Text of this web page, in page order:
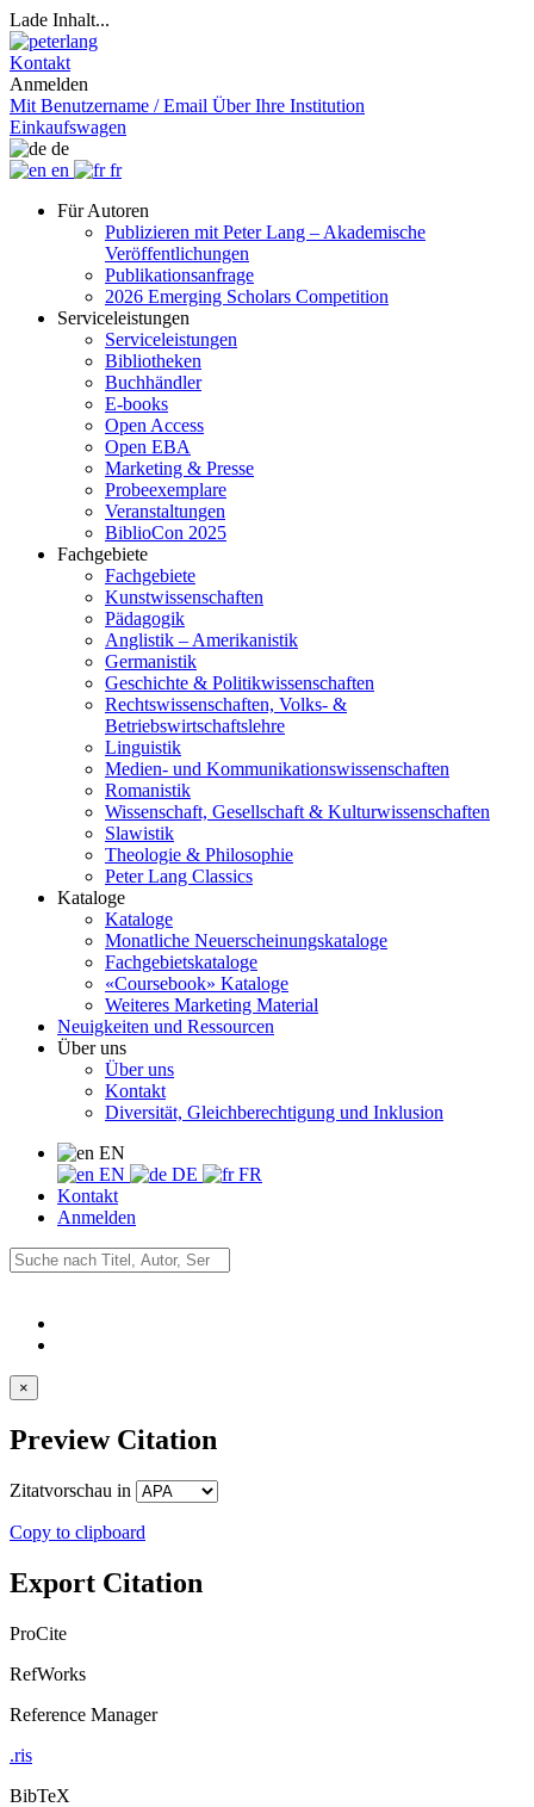
Lade Inhalt...
Kontakt
Anmelden
Mit Benutzername / Email Über Ihre Institution
Einkaufswagen
de
en
fr
Für Autoren
Publizieren mit Peter Lang – Akademische
Veröffentlichungen
Publikationsanfrage
2026 Emerging Scholars Competition
Serviceleistungen
Serviceleistungen
Bibliotheken
Buchhändler
E-books
Open Access
Open EBA
Marketing & Presse
Probeexemplare
Veranstaltungen
BiblioCon 2025
Fachgebiete
Fachgebiete
Kunstwissenschaften
Pädagogik
Anglistik – Amerikanistik
Germanistik
Geschichte & Politikwissenschaften
Rechtswissenschaften, Volks- &
Betriebswirtschaftslehre
Linguistik
Medien- und Kommunikationswissenschaften
Romanistik
Wissenschaft, Gesellschaft & Kulturwissenschaften
Slawistik
Theologie & Philosophie
Peter Lang Classics
Kataloge
Kataloge
Monatliche Neuerscheinungskataloge
Fachgebietskataloge
«Coursebook» Kataloge
Weiteres Marketing Material
Neuigkeiten und Ressourcen
Über uns
Über uns
Kontakt
Diversität, Gleichberechtigung und Inklusion
EN
EN
DE
FR
Kontakt
Anmelden
×
Preview Citation
Zitatvorschau in
Copy to clipboard
Export Citation
ProCite
RefWorks
Reference Manager
.ris
BibTeX